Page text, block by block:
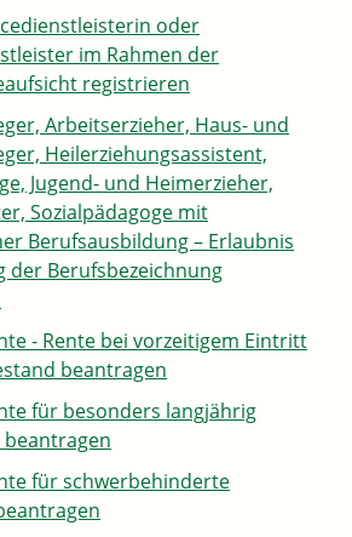
oder
im Rahmen der
registrieren
Arbeitserzieher, Haus- und
Heilerziehungsassistent,
Jugend- und Heimerzieher,
Sozialpädagoge mit
Berufsausbildung – Erlaubnis
der Berufsbezeichnung
- Rente bei vorzeitigem Eintritt
beantragen
für besonders langjährig
für schwerbehinderte